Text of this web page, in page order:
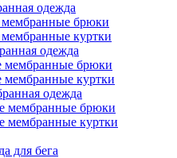
одежда
мембранные брюки
мембранные куртки
одежда
мембранные брюки
мембранные куртки
одежда
мембранные брюки
мембранные куртки
для бега